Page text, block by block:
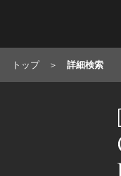
トップ 詳細検索